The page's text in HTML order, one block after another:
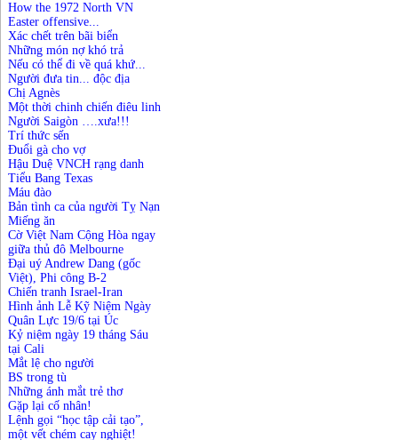
How the 1972 North VN
Easter offensive...
Xác chết trên bãi biển
Những món nợ khó trả
Nếu có thể đi về quá khứ...
Người đưa tin... độc địa
Chị Agnès
Một thời chinh chiến điêu linh
Người Saigòn ….xưa!!!
Trí thức sến
Đuổi gà cho vợ
Hậu Duệ VNCH rạng danh
Tiểu Bang Texas
Máu đào
Bản tình ca của người Tỵ Nạn
Miếng ăn
Cờ Việt Nam Cộng Hòa ngay
giữa thủ đô Melbourne
Đại uý Andrew Dang (gốc
Việt), Phi công B-2
Chiến tranh Israel-Iran
Hình ảnh Lễ Kỹ Niệm Ngày
Quân Lực 19/6 tại Úc
Kỷ niệm ngày 19 tháng Sáu
tại Cali
Mắt lệ cho người
BS trong tù
Những ánh mắt trẻ thơ
Gặp lại cố nhân!
Lệnh gọi “học tập cải tạo”,
một vết chém cay nghiệt!